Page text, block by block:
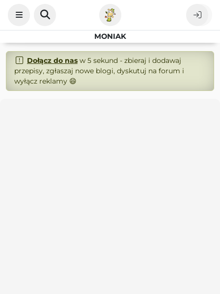
MONIAK
Dołącz do nasw 5 sekund - zbieraj i dodawaj
przepisy, zgłaszaj nowe blogi, dyskutuj na forum i
wyłącz reklamy 😄